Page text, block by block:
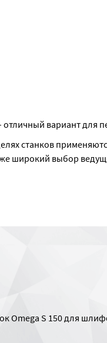
отличный вариант для
станков
широкий выбор
Omega S 150 для